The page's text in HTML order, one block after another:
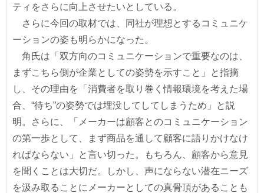
ティをさらに向上させたいとしている。
さらに今回の取材では、同社が理想とするコミュニケ
ーションの姿も明らかになった。
角氏は「双方向のコミュニケーションで重要なのは、
まずこちら側が企業としての姿勢を示すこと」と指摘
し、その理由を「消費者を取り巻く情報環境を考えた場
合、“待ち”の姿勢では埋没してしてしまうため」と説
明。さらに、「メーカーは顧客とのコミュニケーション
の第一歩として、まず商品を通して顧客に語りかけなけ
ればならない」と言い切った。もちろん、顧客から意見
を聞くことは大切だ。しかし、声にならない潜在ニーズ
を汲み取ることにメーカーとしての真骨頂があることも